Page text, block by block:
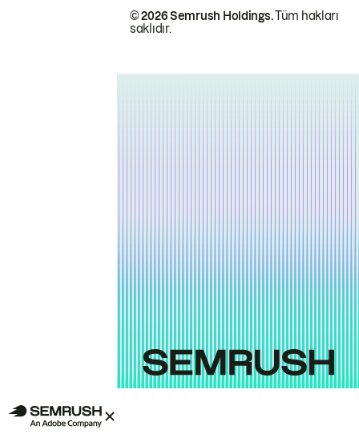
© 2026 Semrush Holdings.Tüm hakları
saklıdır.